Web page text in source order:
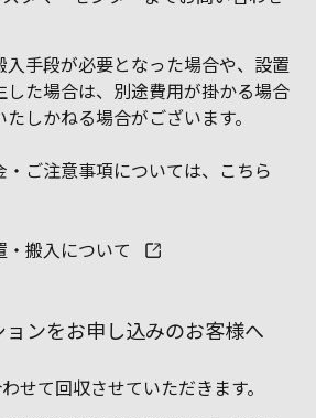
手段が必要となった場合や、設置
した場合は、別途費用が掛かる場合
しかねる場合がございます。
ご注意事項については、こちら
搬入について
ョンをお申し込みのお客様へ
せて回収させていただきます。